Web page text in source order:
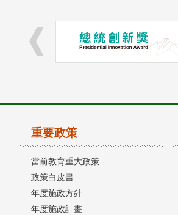
重要政策
當前教育重大政策
政策白皮書
年度施政方針
年度施政計畫